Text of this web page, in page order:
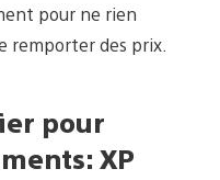
pour ne rien
remporter des prix.
pour
XP